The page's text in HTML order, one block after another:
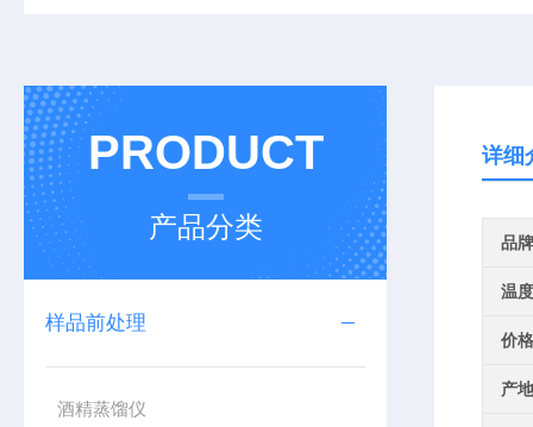
PRODUCT
产品分类
样品前处理
酒精蒸馏仪
详细
品牌
温
价
产